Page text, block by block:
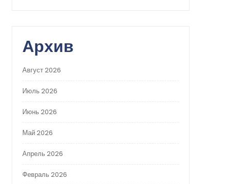
Архив
Август 2026
Июль 2026
Июнь 2026
Май 2026
Апрель 2026
Февраль 2026